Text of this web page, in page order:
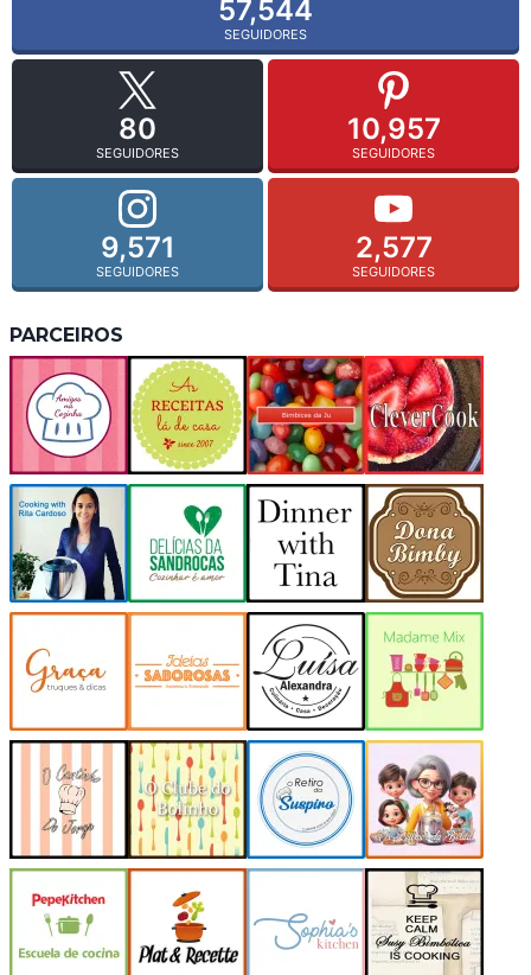
57,544
SEGUIDORES
80
SEGUIDORES
10,957
SEGUIDORES
9,571
SEGUIDORES
2,577
SEGUIDORES
PARCEIROS